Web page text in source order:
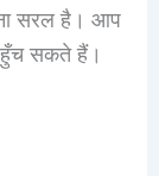
सरल है। आप
सकते हैं।